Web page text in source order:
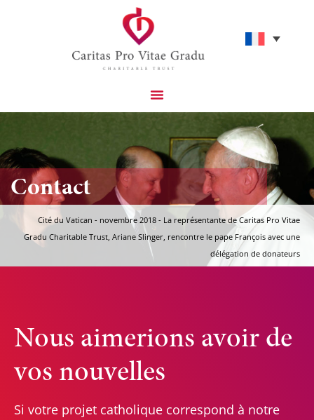
Contact
Cité du Vatican - novembre 2018 - La représentante de Caritas Pro Vitae
Gradu Charitable Trust, Ariane Slinger, rencontre le pape François avec une
délégation de donateurs
Nous aimerions avoir de
vos nouvelles
Si votre projet catholique correspond à notre